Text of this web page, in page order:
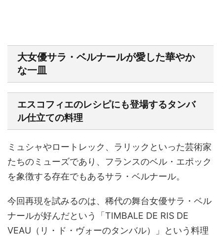
大女優サラ・ベルナールが愛した華やか
な一皿
エスコフィエのレシピにも登場するタンバ
ル仕立ての料理
ミュシャやロートレック、ラリックといった芸術家
たちのミューズであり、フランスのベル・エポック
を象徴する存在でもあるサラ・ベルナール。
今回再現を試みるのは、稀代の舞台女優サラ・ベル
ナールが好んだという「TIMBALE DE RIS DE
VEAU（リ・ド・ヴォーのタンバル）」という料理